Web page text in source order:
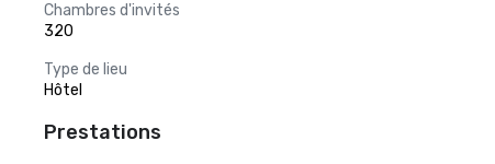
Chambres d'invités
320
Type de lieu
Hôtel
Prestations